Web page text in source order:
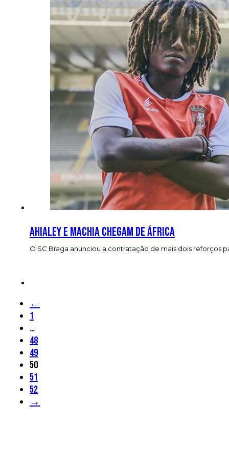
Ahialey e Machia chegam de África
O SC Braga anunciou a contratação de mais dois reforços
←
1
…
48
49
50
51
52
→